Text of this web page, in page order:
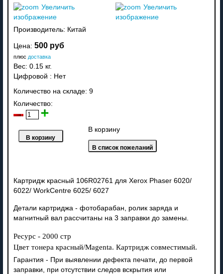
Увеличить
изображение
Увеличить
изображение
Производитель: Китай
Цена: 500 руб
плюс доставка
Вес: 0.15 кг.
Цифровой : Нет
Количество на складе: 9
Количество:
В корзину
Картридж красный 106R02761 для Xerox Phaser 6020/
6022/ WorkCentre 6025/ 6027
Детали картриджа - фотобарабан, ролик заряда и
магнитный вал рассчитаны на 3 заправки до замены.
Ресурс - 2000 стр
Цвет тонера красный/Magenta. Картридж совместимый.
Гарантия - При выявлении дефекта печати, до первой
заправки, при отсутствии следов вскрытия или